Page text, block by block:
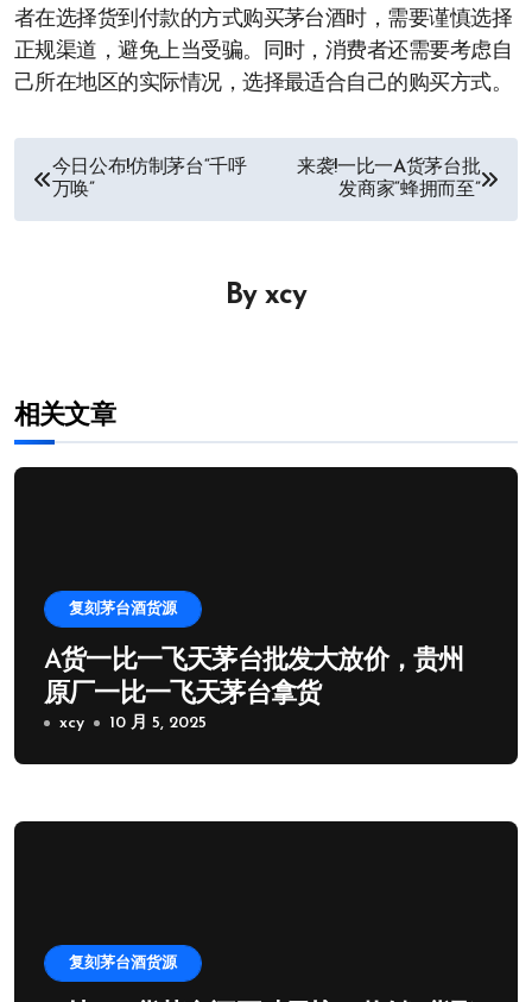
者在选择货到付款的方式购买茅台酒时，需要谨慎选择
正规渠道，避免上当受骗。同时，消费者还需要考虑自
己所在地区的实际情况，选择最适合自己的购买方式。
文
章
今日公布!仿制茅台“千呼
万唤”
来袭!一比一A货茅台批
发商家“蜂拥而至”
By xcy
相关文章
复刻茅台酒货源
A货一比一飞天茅台批发大放价，贵州
原厂一比一飞天茅台拿货
xcy 10 月 5, 2025
复刻茅台酒货源